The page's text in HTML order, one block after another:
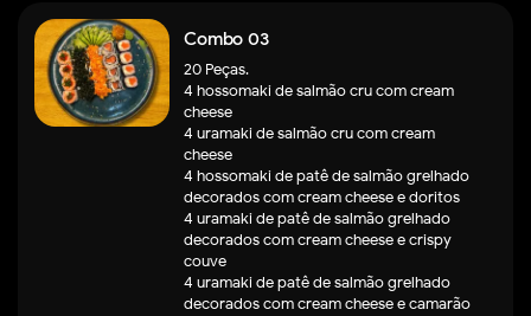
Combo 03
20 Peças.
4 hossomaki de salmão cru com cream
cheese
4 uramaki de salmão cru com cream
cheese
4 hossomaki de patê de salmão grelhado
decorados com cream cheese e doritos
4 uramaki de patê de salmão grelhado
decorados com cream cheese e crispy
couve
4 uramaki de patê de salmão grelhado
decorados com cream cheese e camarão